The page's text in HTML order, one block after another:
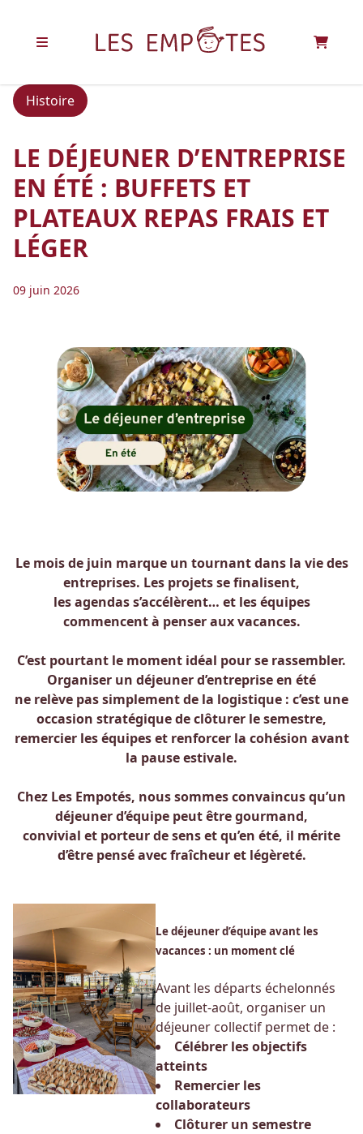
Blog>Le déjeuner d’entreprise en été :
buffets et plateaux repas frais et léger
Histoire
LE DÉJEUNER D’ENTREPRISE
EN ÉTÉ : BUFFETS ET
PLATEAUX REPAS FRAIS ET
LÉGER
09 juin 2026
Le mois de juin marque un tournant dans la vie des
entreprises. Les projets se finalisent,
les agendas s’accélèrent… et les équipes
commencent à penser aux vacances.
C’est pourtant le moment idéal pour se rassembler.
Organiser un déjeuner d’entreprise en été
ne relève pas simplement de la logistique : c’est une
occasion stratégique de clôturer le semestre,
remercier les équipes et renforcer la cohésion avant
la pause estivale.
Chez Les Empotés, nous sommes convaincus qu’un
déjeuner d’équipe peut être gourmand,
convivial et porteur de sens et qu’en été, il mérite
d’être pensé avec fraîcheur et légèreté.
Le déjeuner d’équipe avant les
vacances : un moment clé
Avant les départs échelonnés
de juillet-août, organiser un
déjeuner collectif permet de :
Célébrer les objectifs
atteints
Remercier les
collaborateurs
Clôturer un semestre